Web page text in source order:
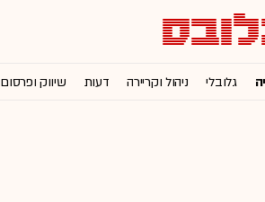
גלובלי ניהול וקריירה דעות שיווק ופרסום